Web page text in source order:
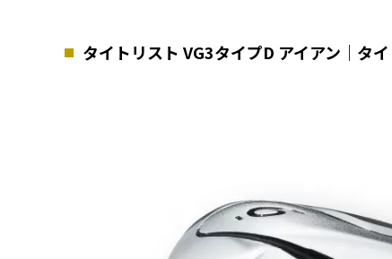
タイトリスト VG3タイプD アイアン｜タ